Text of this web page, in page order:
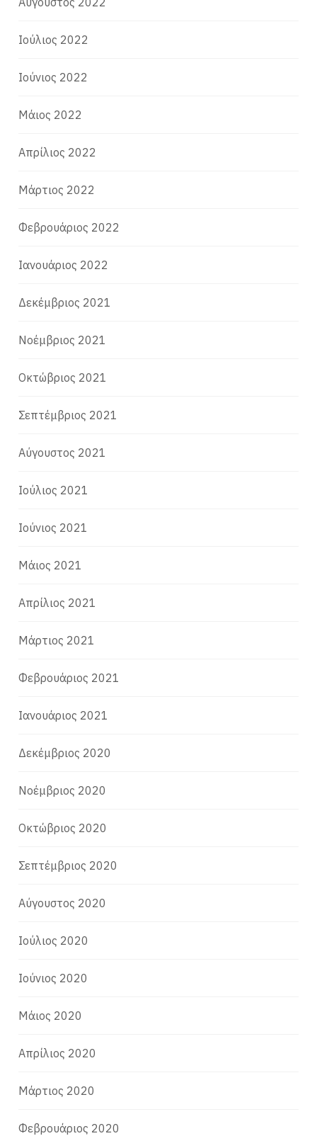
Ιούλιος 2022
Ιούνιος 2022
Μάιος 2022
Απρίλιος 2022
Μάρτιος 2022
Φεβρουάριος 2022
Ιανουάριος 2022
Δεκέμβριος 2021
Νοέμβριος 2021
Οκτώβριος 2021
Σεπτέμβριος 2021
Αύγουστος 2021
Ιούλιος 2021
Ιούνιος 2021
Μάιος 2021
Απρίλιος 2021
Μάρτιος 2021
Φεβρουάριος 2021
Ιανουάριος 2021
Δεκέμβριος 2020
Νοέμβριος 2020
Οκτώβριος 2020
Σεπτέμβριος 2020
Αύγουστος 2020
Ιούλιος 2020
Ιούνιος 2020
Μάιος 2020
Απρίλιος 2020
Μάρτιος 2020
Φεβρουάριος 2020